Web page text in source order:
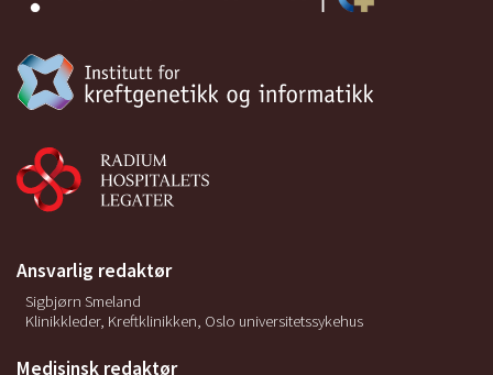
Ansvarlig redaktør
Sigbjørn Smeland
Klinikkleder, Kreftklinikken, Oslo universitetssykehus
Medisinsk redaktør